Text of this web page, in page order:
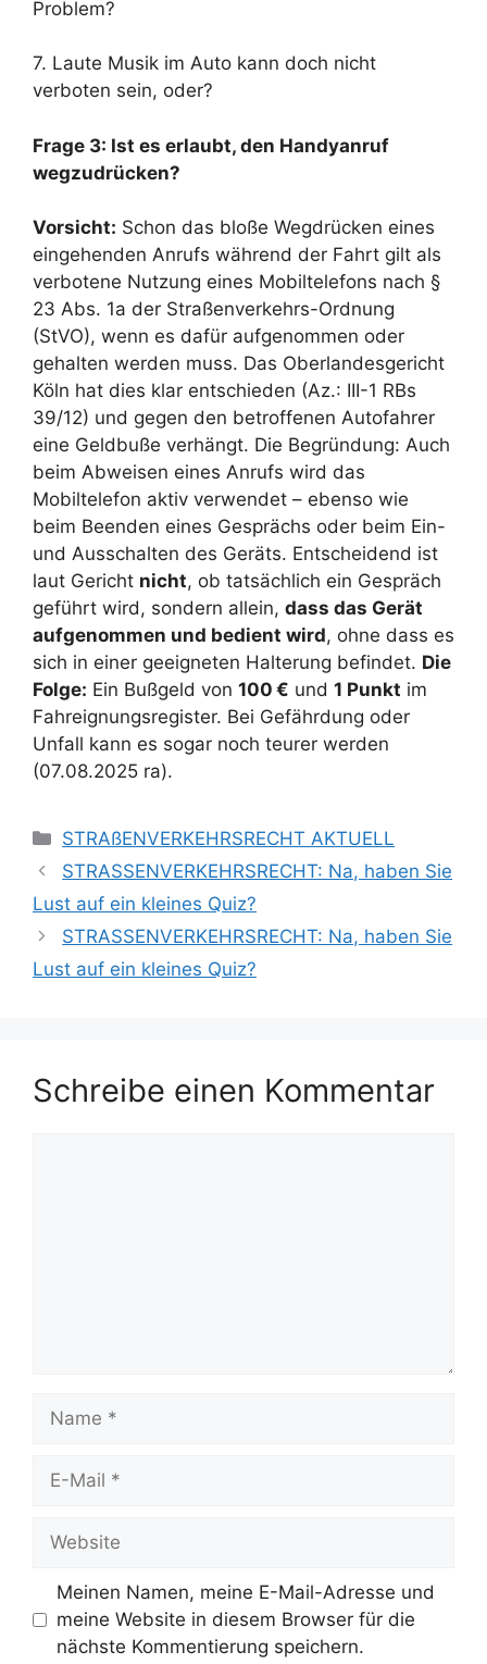
Problem?
7. Laute Musik im Auto kann doch nicht
verboten sein, oder?
Frage 3: Ist es erlaubt, den Handyanruf
wegzudrücken?
Vorsicht: Schon das bloße Wegdrücken eines
eingehenden Anrufs während der Fahrt gilt als
verbotene Nutzung eines Mobiltelefons nach §
23 Abs. 1a der Straßenverkehrs-Ordnung
(StVO), wenn es dafür aufgenommen oder
gehalten werden muss. Das Oberlandesgericht
Köln hat dies klar entschieden (Az.: III-1 RBs
39/12) und gegen den betroffenen Autofahrer
eine Geldbuße verhängt. Die Begründung: Auch
beim Abweisen eines Anrufs wird das
Mobiltelefon aktiv verwendet – ebenso wie
beim Beenden eines Gesprächs oder beim Ein-
und Ausschalten des Geräts. Entscheidend ist
laut Gericht nicht, ob tatsächlich ein Gespräch
geführt wird, sondern allein, dass das Gerät
aufgenommen und bedient wird, ohne dass es
sich in einer geeigneten Halterung befindet. Die
Folge: Ein Bußgeld von 100 € und 1 Punkt im
Fahreignungsregister. Bei Gefährdung oder
Unfall kann es sogar noch teurer werden
(07.08.2025 ra).
STRAßENVERKEHRSRECHT AKTUELL
STRASSENVERKEHRSRECHT: Na, haben Sie
Lust auf ein kleines Quiz?
STRASSENVERKEHRSRECHT: Na, haben Sie
Lust auf ein kleines Quiz?
Schreibe einen Kommentar
Meinen Namen, meine E-Mail-Adresse und
meine Website in diesem Browser für die
nächste Kommentierung speichern.